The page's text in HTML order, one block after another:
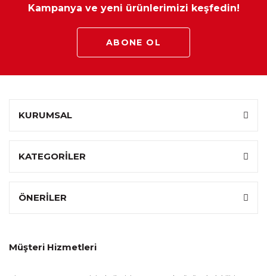
Kampanya ve yeni ürünlerimizi keşfedin!
ABONE OL
KURUMSAL
KATEGORİLER
ÖNERİLER
Müşteri Hizmetleri